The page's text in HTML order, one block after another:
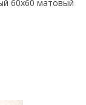
60х60 матовый